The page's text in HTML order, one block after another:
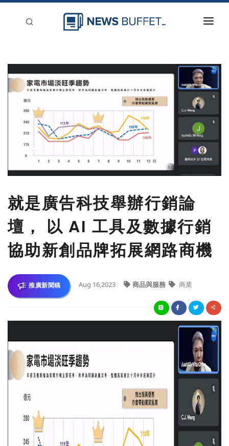
登入
刊登
就是廣告科技舉辦行銷論
壇， 以 AI 工具及數據行銷
協助新創品牌拓展網路商機
推廣新聞稿 Aug 16,2023 商品與服務 商業